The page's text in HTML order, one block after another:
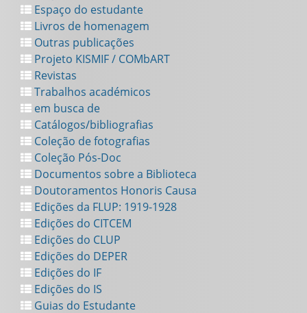
Espaço do estudante
Livros de homenagem
Outras publicações
Projeto KISMIF / COMbART
Revistas
Trabalhos académicos
em busca de
Catálogos/bibliografias
Coleção de fotografias
Coleção Pós-Doc
Documentos sobre a Biblioteca
Doutoramentos Honoris Causa
Edições da FLUP: 1919-1928
Edições do CITCEM
Edições do CLUP
Edições do DEPER
Edições do IF
Edições do IS
Guias do Estudante